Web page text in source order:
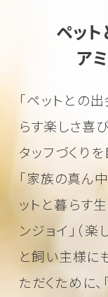
ペッ
ア
「ペットとの
らす楽しさ喜
タッフづくり
「家族の真ん
ットと暮らす
ンジョイ」（楽
と飼い主様に
ただくために、